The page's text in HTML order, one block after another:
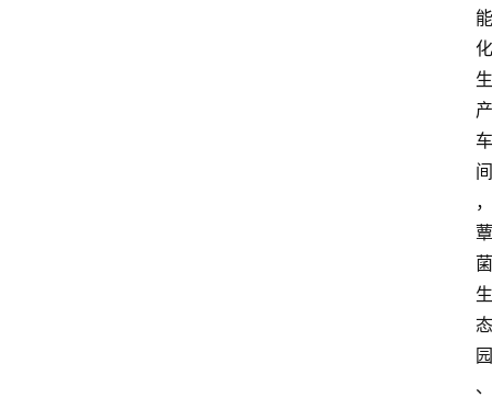
能
化
生
产
车
间
，
蕈
菌
生
态
园
、